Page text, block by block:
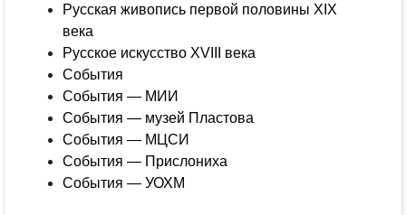
Русская живопись первой половины XIX
века
Русское искусство XVIII века
События
События — МИИ
События — музей Пластова
События — МЦСИ
События — Прислониха
События — УОХМ